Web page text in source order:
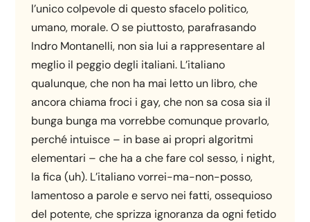
l’unico colpevole di questo sfacelo politico,
umano, morale. O se piuttosto, parafrasando
Indro Montanelli, non sia lui a rappresentare al
meglio il peggio degli italiani. L’italiano
qualunque, che non ha mai letto un libro, che
ancora chiama froci i gay, che non sa cosa sia il
bunga bunga ma vorrebbe comunque provarlo,
perché intuisce – in base ai propri algoritmi
elementari – che ha a che fare col sesso, i night,
la fica (uh). L’italiano vorrei-ma-non-posso,
lamentoso a parole e servo nei fatti, ossequioso
del potente, che sprizza ignoranza da ogni fetido